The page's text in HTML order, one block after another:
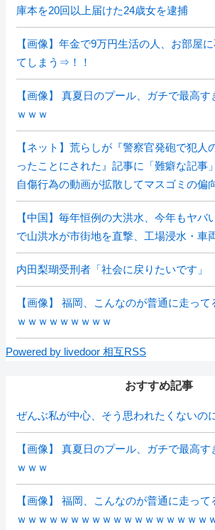
庫本を20回以上届けた24歳女を逮捕
【画像】年金で9万円生活の人、お部屋
てしまう⇒！！
【画像】 真夏日のプール、ガチで最高
ｗｗｗ
【ネット】荒らしが『警察官発砲で犯人
ったことにされた』記事に「難癖な記事
自傷行為の動画が拡散してマスゴミの偏
【中国】毎年恒例の大洪水、今年もヤ
で山洪水が市街地を直撃、工場浸水・車
内田梨瑚受刑者「社会に戻りたいです」
【画像】 福岡、こんなのが普通に走っ
ｗｗｗｗｗｗｗｗｗ
Powered by livedoor 相互RSS
おすすめ記事
ぜんぶ私が中心、そう思われたくないの
【画像】 真夏日のプール、ガチで最高
ｗｗｗ
【画像】 福岡、こんなのが普通に走っ
ｗｗｗｗｗｗｗｗｗｗｗｗｗｗｗｗｗｗ